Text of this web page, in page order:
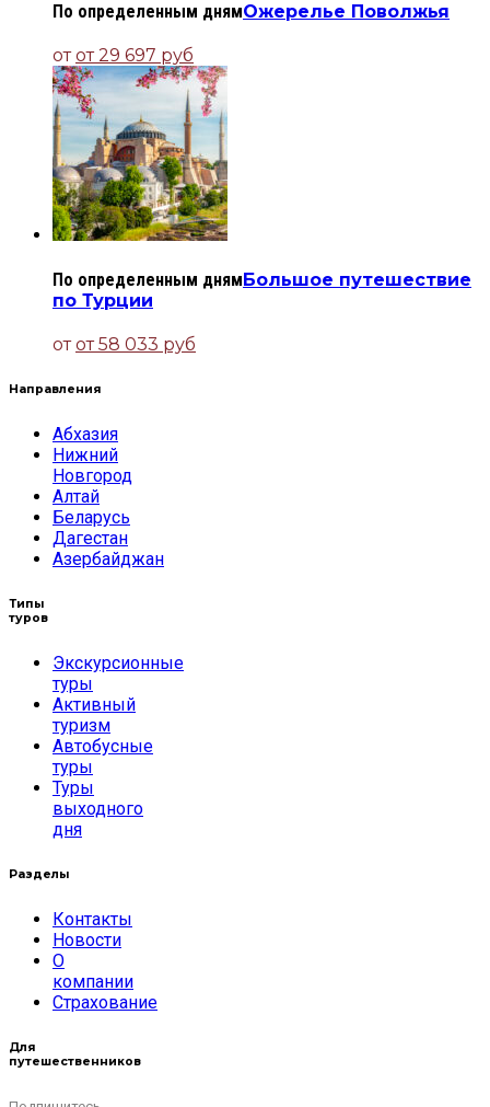
По определенным днямОжерелье Поволжья
отот 29 697 руб
По определенным днямБольшое путешествие
по Турции
отот 58 033 руб
Направления
Абхазия
Нижний
Новгород
Алтай
Беларусь
Дагестан
Азербайджан
Типы
туров
Экскурсионные
туры
Активный
туризм
Автобусные
туры
Туры
выходного
дня
Разделы
Контакты
Новости
О
компании
Страхование
Для
путешественников